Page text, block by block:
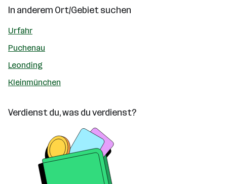
In anderem Ort/Gebiet suchen
Urfahr
Puchenau
Leonding
Kleinmünchen
Verdienst du, was du verdienst?